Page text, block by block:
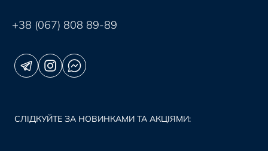
+38 (067) 808 89-89
СЛІДКУЙТЕ ЗА НОВИНКАМИ ТА АКЦІЯМИ: